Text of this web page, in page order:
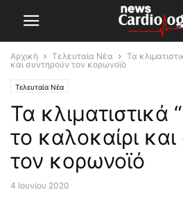
Αρχική Τελευταία Νέα
Τα
και συντηρούν τον κορωνοϊό
Τελευταία Νέα
Τα κλιματιστικά
το καλοκαίρι
τον κορωνοϊό
4 Ιουνίου 2020